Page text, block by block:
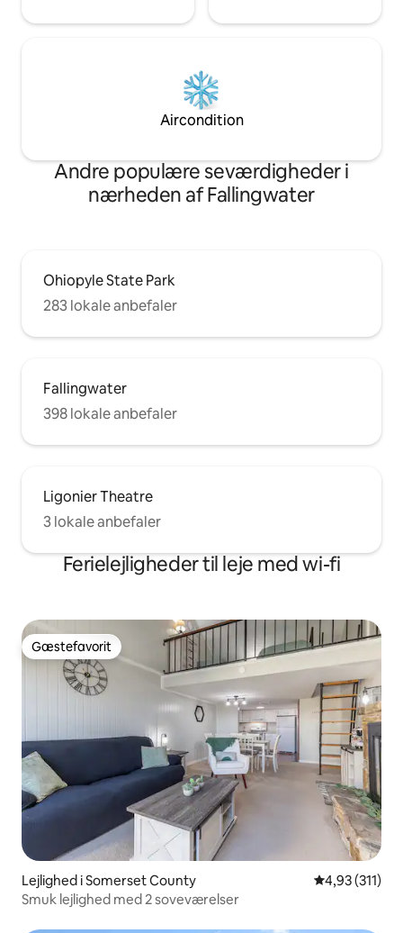
Aircondition
Andre populære seværdigheder i
nærheden af Fallingwater
Ohiopyle State Park
283 lokale anbefaler
Fallingwater
398 lokale anbefaler
Ligonier Theatre
3 lokale anbefaler
Ferielejligheder til leje med wi-fi
Gæstefavorit
Gæstefavorit
Lejlighed i Somerset County 4,93 ud af 5 i
4,93 (311)
Smuk lejlighed med 2 soveværelser